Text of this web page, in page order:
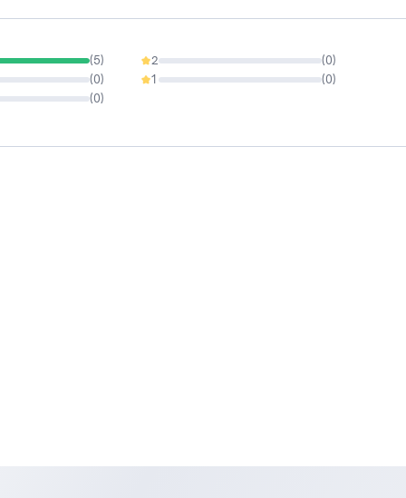
/ 0816-979-477
~HAPPY SHOPPING~
(5)
(0)
(0)
2 (0)
0%
1 (0)
0%